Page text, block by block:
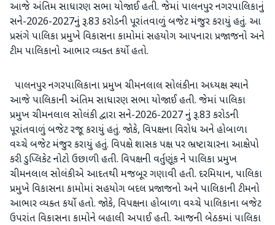
આજે અંતિમ સાધારણ સભા યોજાઈ હતી. જેમાં પાલનપુર નગરપાલિકાનું
સને-2026-2027નું રૂ.83 કરોડની પૂરાંતવાળું બજેટ મંજુર કરાયું હતું. આ
પ્રસંગે પાલિકા પ્રમુખે વિકાસના કામોમાં સહયોગ આપનારા પ્રજાજનો અને
ટીમ પાલિકાનો આભાર વ્યક્ત કર્યો હતો.
પાલનપુર નગરપાલિકાના પ્રમુખ ચીમનલાલ સોલંકીના અધ્યક્ષ સ્થાને
આજે પાલિકાની અંતિમ સાધારણ સભા યોજાઈ હતી. જેમાં પાલિકા
પ્રમુખ ચીમનલાલ સોલંકી દ્વારા સને-2026-2027 નું રૂ.83 કરોડની
પૂરાંતવાળું બજેટ રજૂ કરાયું હતું. જોકે, વિપક્ષના વિરોધ અને હોબાળા
વચ્ચે બજેટ મંજુર કરાયું હતું. વિપક્ષે શાસક પક્ષ પર ભ્રષ્ટાચારના આક્ષેપો
કરી ડુપ્લિકેટ નોટો ઉછાળી હતી. વિપક્ષની વર્તુણૂંક ને પાલિકા પ્રમુખ
ચીમનલાલ સોલંકીએ આદતથી મજબૂર ગણાવી હતી. દરમિયાન, પાલિકા
પ્રમુખે વિકાસના કામોમાં સહયોગ બદલ પ્રજાજનો અને પાલિકાની ટીમનો
આભાર વ્યક્ત કર્યો હતો. જોકે, વિપક્ષના હોબાળા વચ્ચે પાલિકાના બજેટ
ઉપરાંત વિકાસના કામોને બહાલી અપાઈ હતી. આજની બેઠકમાં પાલિકા